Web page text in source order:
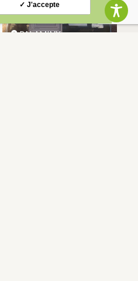
BOULANGERIE
PALAMINY
✓ J'accepte